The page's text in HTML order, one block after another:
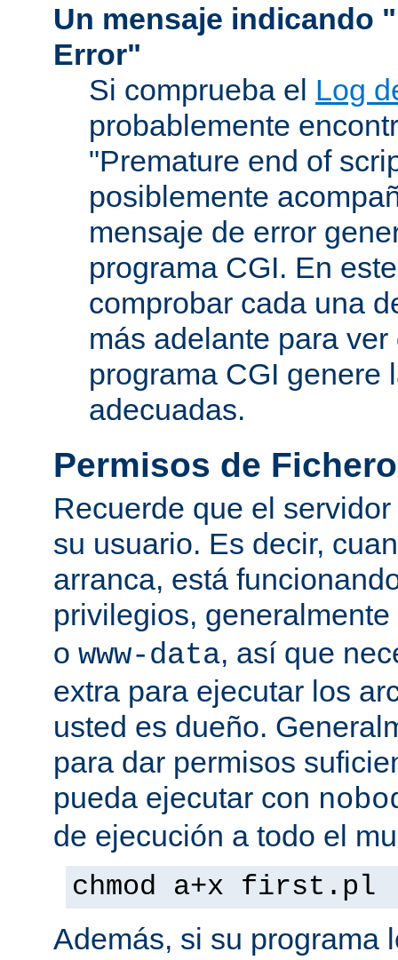
Un mensaje indicando
Error"
Si comprueba el Log
probablemente
"Premature end of
posiblemente
mensaje de error
programa CGI. En
comprobar cada una
más adelante para
programa CGI genere
adecuadas.
Permisos de Fichero
Recuerde que el
su usuario. Es decir,
arranca, está
privilegios,
o www-data, así que
extra para ejecutar los
usted es dueño.
para dar permisos
pueda ejecutar con
de ejecución a todo el
chmod a+x first.pl
Además, si su programa